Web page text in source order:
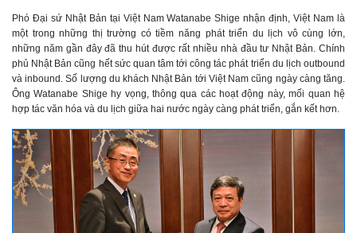
Phó Đại sứ Nhật Bản tại Việt Nam Watanabe Shige nhận định, Việt Nam là
một trong những thị trường có tiềm năng phát triển du lịch vô cùng lớn,
những năm gần đây đã thu hút được rất nhiều nhà đầu tư Nhật Bản. Chính
phủ Nhật Bản cũng hết sức quan tâm tới công tác phát triển du lịch outbound
và inbound. Số lượng du khách Nhật Bản tới Việt Nam cũng ngày càng tăng.
Ông Watanabe Shige hy vọng, thông qua các hoạt động này, mối quan hệ
hợp tác văn hóa và du lịch giữa hai nước ngày càng phát triển, gắn kết hơn.